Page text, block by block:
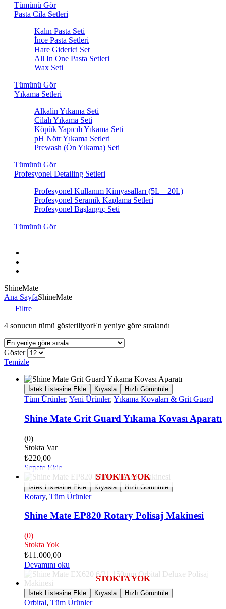
Tümünü Gör
Pasta Cila Setleri
Kalın Pasta Seti
İnce Pasta Setleri
Hare Giderici Set
All In One Pasta Setleri
Wax Seti
Tümünü Gör
Yıkama Setleri
Alkalin Yıkama Seti
Cilalı Yıkama Seti
Köpük Yapıcılı Yıkama Seti
pH Nötr Yıkama Setleri
Prewash (Ön Yıkama) Seti
Tümünü Gör
Profesyonel Detailing Setleri
Profesyonel Kullanım Kimyasalları (5L – 20L)
Profesyonel Seramik Kaplama Setleri
Profesyonel Başlangıç Seti
Tümünü Gör
ShineMate
Ana SayfaShineMate
Filtre
4 sonucun tümü gösteriliyorEn yeniye göre sıralandı
Göster
Temizle
İstek Listesine Ekle Kıyasla Hızlı Görüntüle
Tüm Ürünler, Yeni Ürünler, Yıkama Kovaları & Grit Guard
Shine Mate Grit Guard Yıkama Kovası Aparatı
(0)
Stokta Var
₺220,00
Sepete Ekle
İstek Listesine Ekle Kıyasla Hızlı Görüntüle
Rotary, Tüm Ürünler
Shine Mate EP820 Rotary Polisaj Makinesi
(0)
Stokta Yok
₺11.000,00
Devamını oku
İstek Listesine Ekle Kıyasla Hızlı Görüntüle
Orbital, Tüm Ürünler